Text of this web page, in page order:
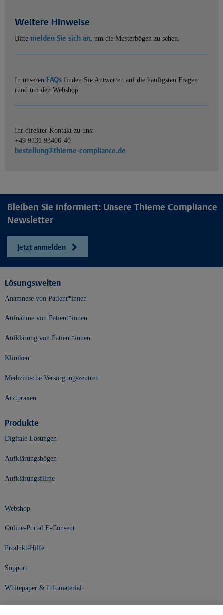
Weitere Hinweise
Bitte melden Sie sich an, um die Musterbögen zu sehen.
In unseren FAQs finden Sie Antworten auf die häufigsten Fragen
rund um den Webshop.
Ihr direkter Kontakt zu uns:
+49 9131 93406-40
bestellung@thieme-compliance.de
Bleiben Sie informiert: Unsere Thieme Compliance
Newsletter
Jetzt anmelden
Lösungswelten
Anamnese von Patient*innen
Aufnahme von Patient*innen
Aufklärung von Patient*innen
Kliniken
Medizinische Versorgungszentren
Arztpraxen
Produkte
Digitale Lösungen
Aufklärungsbögen
Aufklärungsfilme
Webshop
Online-Portal E-Consent
Produkt-Hilfe
Support
Whitepaper & Infomaterial